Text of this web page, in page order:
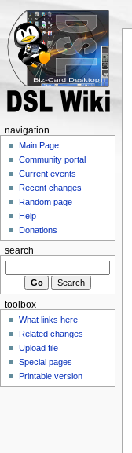
navigation
Main Page
Community portal
Current events
Recent changes
Random page
Help
Donations
search
toolbox
What links here
Related changes
Upload file
Special pages
Printable version